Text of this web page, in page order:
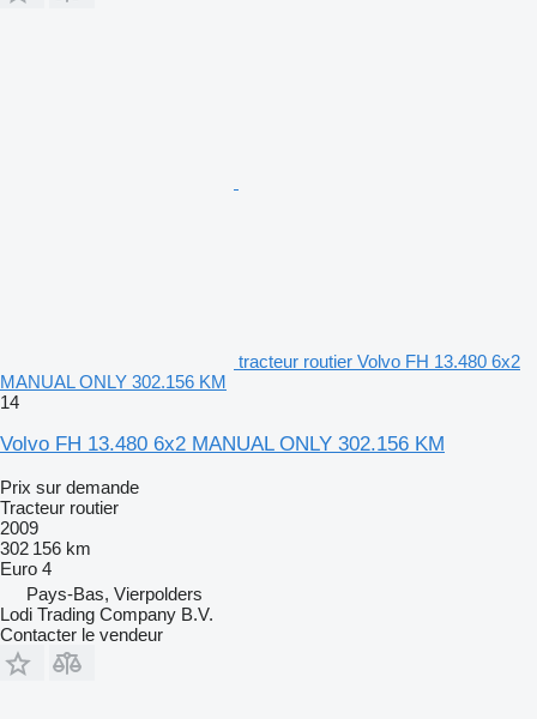
tracteur routier Volvo FH 13.480 6x2
MANUAL ONLY 302.156 KM
14
Volvo FH 13.480 6x2 MANUAL ONLY 302.156 KM
Prix sur demande
Tracteur routier
2009
302 156 km
Euro 4
Pays-Bas, Vierpolders
Lodi Trading Company B.V.
Contacter le vendeur